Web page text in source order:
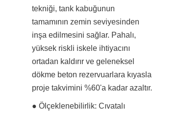
tekniği, tank kabuğunun
tamamının zemin seviyesinden
inşa edilmesini sağlar. Pahalı,
yüksek riskli iskele ihtiyacını
ortadan kaldırır ve geleneksel
dökme beton rezervuarlara kıyasla
proje takvimini %60'a kadar azaltır.
● Ölçeklenebilirlik: Cıvatalı